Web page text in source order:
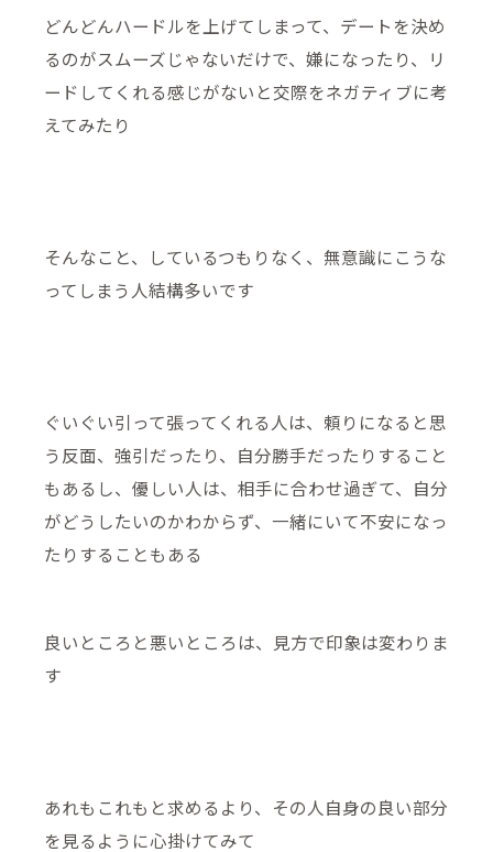
どんどんハードルを上げてしまって、デートを決め
るのがスムーズじゃないだけで、嫌になったり、リ
ードしてくれる感じがないと交際をネガティブに考
えてみたり
そんなこと、しているつもりなく、無意識にこうな
ってしまう人結構多いです
ぐいぐい引って張ってくれる人は、頼りになると思
う反面、強引だったり、自分勝手だったりすること
もあるし、優しい人は、相手に合わせ過ぎて、自分
がどうしたいのかわからず、一緒にいて不安になっ
たりすることもある
良いところと悪いところは、見方で印象は変わりま
す
あれもこれもと求めるより、その人自身の良い部分
を見るように心掛けてみて